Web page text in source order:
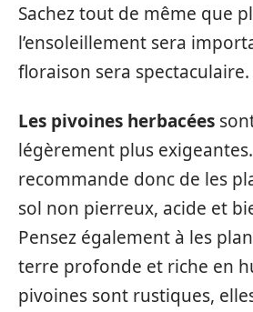
Sachez tout de même que
l’ensoleillement sera
floraison sera spectaculaire.
Les pivoines herbacées
légèrement plus
recommande donc de les
sol non pierreux, acide et
Pensez également à les
terre profonde et riche en
pivoines sont rustiques,